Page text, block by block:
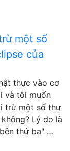
một số
của
thực vào cơ
và tôi muốn
trừ một số thư
Lý do là
thứ ba" …